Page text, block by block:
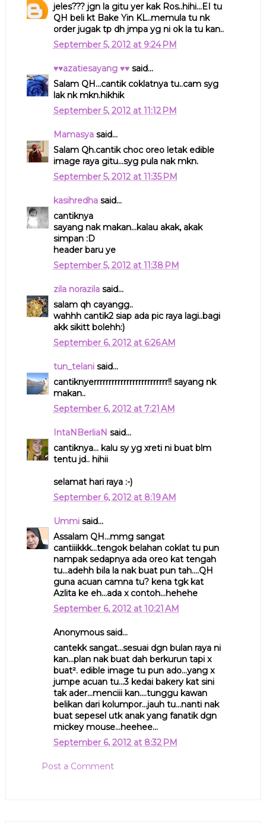
jeles??? jgn la gitu yer kak Ros..hihi...EI tu
QH beli kt Bake Yin KL..memula tu nk
order jugak tp dh jmpa yg ni ok la tu kan..
September 5, 2012 at 9:24 PM
♥♥azatiesayang ♥♥said...
Salam QH...cantik coklatnya tu..cam syg
lak nk mkn.hikhik
September 5, 2012 at 11:12 PM
Mamasyasaid...
Salam Qh.cantik choc oreo letak edible
image raya gitu...syg pula nak mkn.
September 5, 2012 at 11:35 PM
kasihredhasaid...
cantiknya
sayang nak makan...kalau akak, akak
simpan :D
header baru ye
September 5, 2012 at 11:38 PM
zila norazilasaid...
salam qh cayangg..
wahhh cantik2 siap ada pic raya lagi..bagi
akk sikitt bolehh:)
September 6, 2012 at 6:26 AM
tun_telanisaid...
cantiknyerrrrrrrrrrrrrrrrrrrrrrrrr!! sayang nk
makan..
September 6, 2012 at 7:21 AM
IntaNBerliaN said...
cantiknya... kalu sy yg xreti ni buat blm
tentu jd.. hihii
selamat hari raya :-)
September 6, 2012 at 8:19 AM
Ummisaid...
Assalam QH...mmg sangat
cantiiikkk...tengok belahan coklat tu pun
nampak sedapnya ada oreo kat tengah
tu...adehh bila la nak buat pun tah....QH
guna acuan camna tu? kena tgk kat
Azlita ke eh...ada x contoh...hehehe
September 6, 2012 at 10:21 AM
Anonymous said...
cantekk sangat...sesuai dgn bulan raya ni
kan...plan nak buat dah berkurun tapi x
buat². edible image tu pun ado...yang x
jumpe acuan tu...3 kedai bakery kat sini
tak ader...menciii kan....tunggu kawan
belikan dari kolumpor...jauh tu...nanti nak
buat sepesel utk anak yang fanatik dgn
mickey mouse...heehee...
September 6, 2012 at 8:32 PM
Post a Comment